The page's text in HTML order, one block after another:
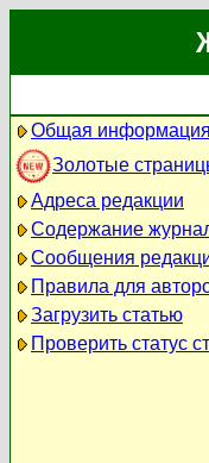
Общая
Золотые
Адреса редакции
Содержание
Сообщения
Правила для
Загрузить статью
Проверить статус